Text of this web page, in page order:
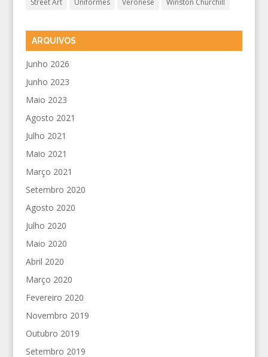
Street Art
Uniformes Veronese Winston Churchill
ARQUIVOS
Junho 2026
Junho 2023
Maio 2023
Agosto 2021
Julho 2021
Maio 2021
Março 2021
Setembro 2020
Agosto 2020
Julho 2020
Maio 2020
Abril 2020
Março 2020
Fevereiro 2020
Novembro 2019
Outubro 2019
Setembro 2019